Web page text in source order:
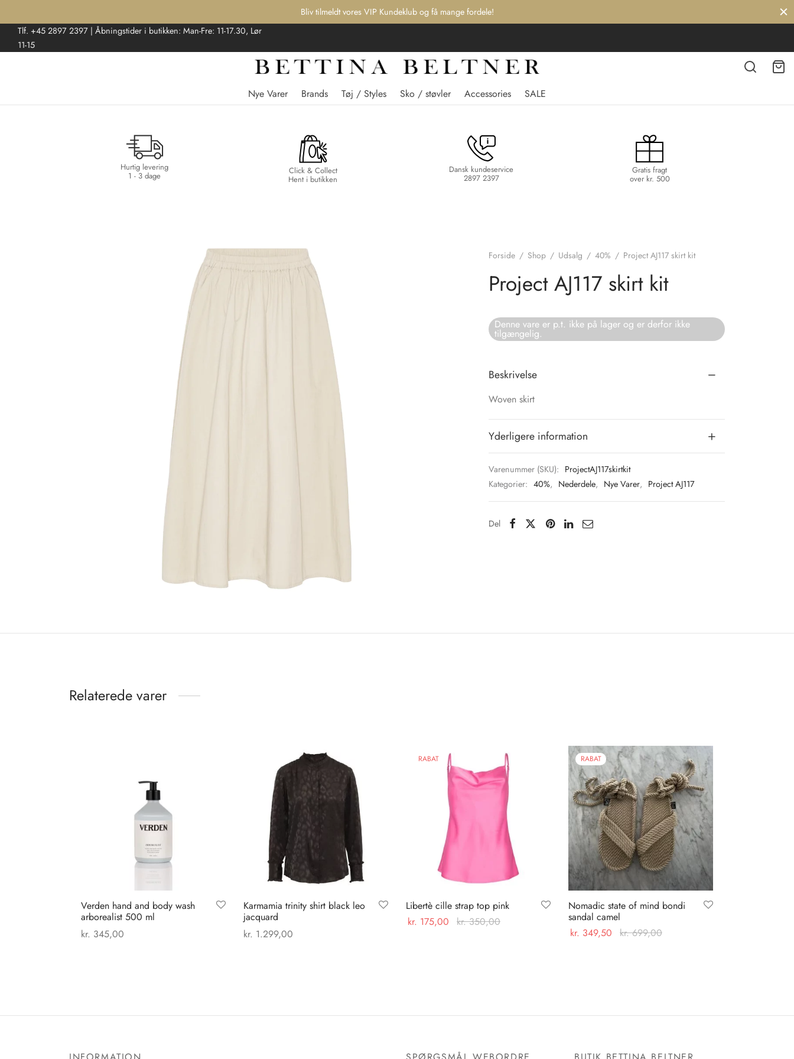
Bliv tilmeldt vores VIP Kundeklub og få mange fordele!
Tlf. +45 2897 2397 | Åbningstider i butikken: Man-Fre: 11-17.30, Lør
11-15
Nye Varer Brands Tøj / Styles Sko / støvler Accessories SALE
Hurtig levering
1 - 3 dage Click & Collect
Hent i butikken
Dansk kundeservice
2897 2397
Gratis fragt
over kr. 500
Forside / Shop / Udsalg / 40% / Project AJ117 skirt kit
Project AJ117 skirt kit
Denne vare er p.t. ikke på lager og er derfor ikke
tilgængelig.
Beskrivelse
Woven skirt
Yderligere information
Varenummer (SKU): ProjectAJ117skirtkit
Kategorier: 40%, Nederdele, Nye Varer, Project AJ117
Del
Relaterede varer
Verden hand and body wash
arborealist 500 ml
kr. 345,00
Karmamia trinity shirt black leo
jacquard
kr. 1.299,00
varianter.
RABAT
Libertè cille strap top pink
kr. 175,00 kr.350,00
Mulighederne
RABAT
Nomadic state of mind bondi
sandal camel
kr. 349,50 kr.699,00